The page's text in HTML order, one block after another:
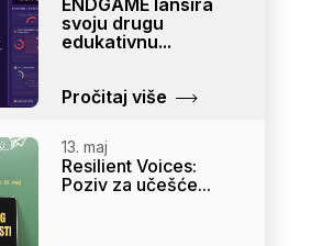
ENDGAME lansira
svoju drugu
edukativnu...
Pročitaj više
13. maj
Resilient Voices:
Poziv za učešće...